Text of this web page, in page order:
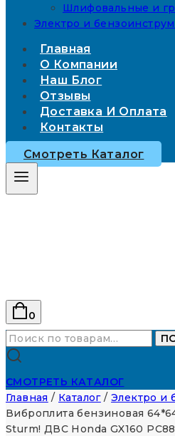
Шлифовальные и
Электро и
Главная
О Компании
Наш Блог
Отзывы
Доставка И Оплата
Контакты
Смотреть Каталог
0
Искать:
СМОТРЕТЬ КАТАЛОГ
Главная / Каталог / Электро и
Виброплита бензиновая
Sturm! ДВС Honda GX160